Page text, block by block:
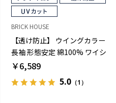
BRICK HOUSE
【透け防止】 ウイングカラー
長袖 形態安定 綿100% ワイシ
ャツ 白無地
￥6,589
5.0（1）